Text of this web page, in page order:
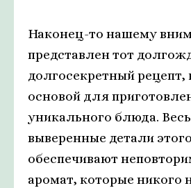
Наконец-то нашему
представлен тот
долгосекретный рецепт,
основой для
уникального блюда.
выверенные детали
обеспечивают
аромат, которые никого